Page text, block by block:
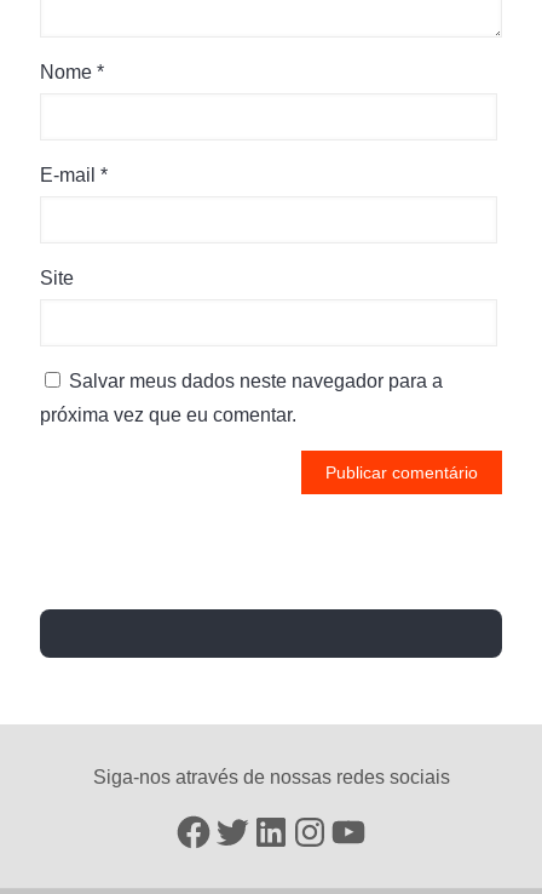
Nome *
E-mail *
Site
Salvar meus dados neste navegador para a
próxima vez que eu comentar.
Siga-nos através de nossas redes sociais
Facebook
Twitter
LinkedIn
Instagram
YouTube